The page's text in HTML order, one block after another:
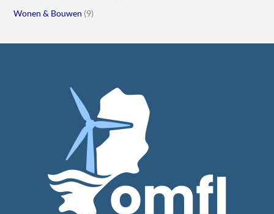
Wonen & Bouwen (9)